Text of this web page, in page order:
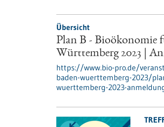
Übersicht
Plan B - Bioökonomie
Württemberg 2023 |
https://www.bio-pro.de/
baden-wuerttemberg-2023/
wuerttemberg-2023-